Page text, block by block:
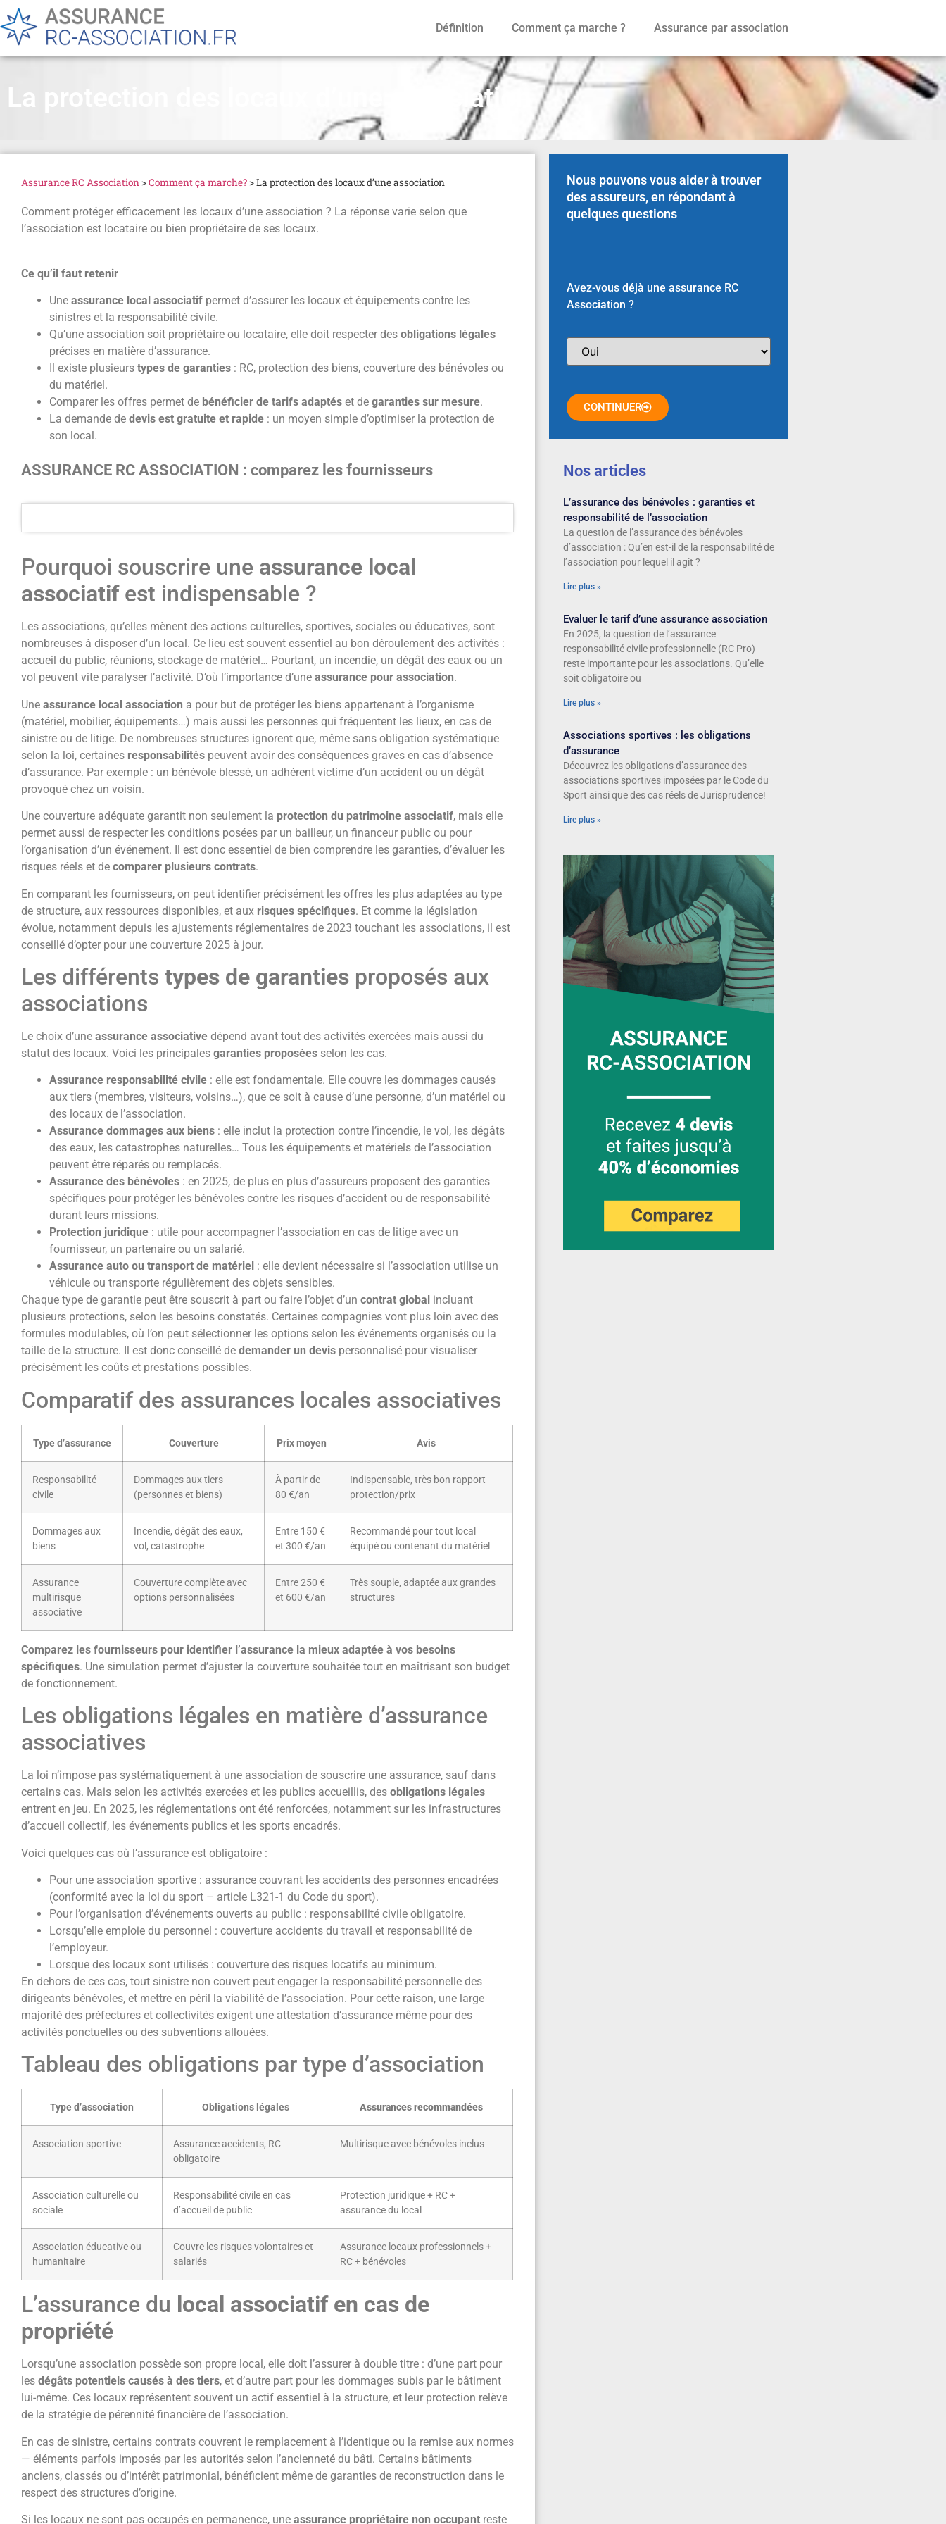
Définition Comment ça marche ? Assurance par association
La protection des locaux d’une association
Assurance RC Association>Comment ça marche?>La protection des locaux d’une association
Comment protéger efficacement les locaux d’une association ? La réponse varie selon que
l’association est locataire ou bien propriétaire de ses locaux.
Ce qu’il faut retenir
Une assurance local associatif permet d’assurer les locaux et équipements contre les
sinistres et la responsabilité civile.
Qu’une association soit propriétaire ou locataire, elle doit respecter des obligations légales
précises en matière d’assurance.
Il existe plusieurs types de garanties : RC, protection des biens, couverture des bénévoles ou
du matériel.
Comparer les offres permet de bénéficier de tarifs adaptés et de garanties sur mesure.
La demande de devis est gratuite et rapide : un moyen simple d’optimiser la protection de
son local.
ASSURANCE RC ASSOCIATION : comparez les fournisseurs
Pourquoi souscrire une assurance local
associatifest indispensable ?
Les associations, qu’elles mènent des actions culturelles, sportives, sociales ou éducatives, sont
nombreuses à disposer d’un local. Ce lieu est souvent essentiel au bon déroulement des activités :
accueil du public, réunions, stockage de matériel… Pourtant, un incendie, un dégât des eaux ou un
vol peuvent vite paralyser l’activité. D’où l’importance d’une assurance pour association.
Une assurance local association a pour but de protéger les biens appartenant à l’organisme
(matériel, mobilier, équipements…) mais aussi les personnes qui fréquentent les lieux, en cas de
sinistre ou de litige. De nombreuses structures ignorent que, même sans obligation systématique
selon la loi, certaines responsabilités peuvent avoir des conséquences graves en cas d’absence
d’assurance. Par exemple : un bénévole blessé, un adhérent victime d’un accident ou un dégât
provoqué chez un voisin.
Une couverture adéquate garantit non seulement la protection du patrimoine associatif, mais elle
permet aussi de respecter les conditions posées par un bailleur, un financeur public ou pour
l’organisation d’un événement. Il est donc essentiel de bien comprendre les garanties, d’évaluer les
risques réels et de comparer plusieurs contrats.
En comparant les fournisseurs, on peut identifier précisément les offres les plus adaptées au type
de structure, aux ressources disponibles, et aux risques spécifiques. Et comme la législation
évolue, notamment depuis les ajustements réglementaires de 2023 touchant les associations, il est
conseillé d’opter pour une couverture 2025 à jour.
Les différents types de garanties proposés aux
associations
Le choix d’une assurance associative dépend avant tout des activités exercées mais aussi du
statut des locaux. Voici les principales garanties proposées selon les cas.
Assurance responsabilité civile : elle est fondamentale. Elle couvre les dommages causés
aux tiers (membres, visiteurs, voisins…), que ce soit à cause d’une personne, d’un matériel ou
des locaux de l’association.
Assurance dommages aux biens : elle inclut la protection contre l’incendie, le vol, les dégâts
des eaux, les catastrophes naturelles… Tous les équipements et matériels de l’association
peuvent être réparés ou remplacés.
Assurance des bénévoles : en 2025, de plus en plus d’assureurs proposent des garanties
spécifiques pour protéger les bénévoles contre les risques d’accident ou de responsabilité
durant leurs missions.
Protection juridique : utile pour accompagner l’association en cas de litige avec un
fournisseur, un partenaire ou un salarié.
Assurance auto ou transport de matériel : elle devient nécessaire si l’association utilise un
véhicule ou transporte régulièrement des objets sensibles.
Chaque type de garantie peut être souscrit à part ou faire l’objet d’un contrat global incluant
plusieurs protections, selon les besoins constatés. Certaines compagnies vont plus loin avec des
formules modulables, où l’on peut sélectionner les options selon les événements organisés ou la
taille de la structure. Il est donc conseillé de demander un devis personnalisé pour visualiser
précisément les coûts et prestations possibles.
Comparatif des assurances locales associatives
Type d’assurance Couverture Prix moyen Avis
Responsabilité
civile
Dommages aux tiers
(personnes et biens)
À partir de
80 €/an
Indispensable, très bon rapport
protection/prix
Dommages aux
biens
Incendie, dégât des eaux,
vol, catastrophe
Entre 150 €
et 300 €/an
Recommandé pour tout local
équipé ou contenant du matériel
Assurance
multirisque
associative
Couverture complète avec
options personnalisées
Entre 250 €
et 600 €/an
Très souple, adaptée aux grandes
structures
Comparez les fournisseurs pour identifier l’assurance la mieux adaptée à vos besoins
spécifiques. Une simulation permet d’ajuster la couverture souhaitée tout en maîtrisant son budget
de fonctionnement.
Les obligations légales en matière d’assurance
associatives
La loi n’impose pas systématiquement à une association de souscrire une assurance, sauf dans
certains cas. Mais selon les activités exercées et les publics accueillis, des obligations légales
entrent en jeu. En 2025, les réglementations ont été renforcées, notamment sur les infrastructures
d’accueil collectif, les événements publics et les sports encadrés.
Voici quelques cas où l’assurance est obligatoire :
Pour une association sportive : assurance couvrant les accidents des personnes encadrées
(conformité avec la loi du sport – article L321-1 du Code du sport).
Pour l’organisation d’événements ouverts au public : responsabilité civile obligatoire.
Lorsqu’elle emploie du personnel : couverture accidents du travail et responsabilité de
l’employeur.
Lorsque des locaux sont utilisés : couverture des risques locatifs au minimum.
En dehors de ces cas, tout sinistre non couvert peut engager la responsabilité personnelle des
dirigeants bénévoles, et mettre en péril la viabilité de l’association. Pour cette raison, une large
majorité des préfectures et collectivités exigent une attestation d’assurance même pour des
activités ponctuelles ou des subventions allouées.
Tableau des obligations par type d’association
Type d’association Obligations légales Assurances recommandées
Association sportive
Assurance accidents, RC
obligatoire
Multirisque avec bénévoles inclus
Association culturelle ou
sociale
Responsabilité civile en cas
d’accueil de public
Protection juridique + RC +
assurance du local
Association éducative ou
humanitaire
Couvre les risques volontaires et
salariés
Assurance locaux professionnels +
RC + bénévoles
L’assurance du local associatif en cas de
propriété
Lorsqu’une association possède son propre local, elle doit l’assurer à double titre : d’une part pour
les dégâts potentiels causés à des tiers, et d’autre part pour les dommages subis par le bâtiment
lui-même. Ces locaux représentent souvent un actif essentiel à la structure, et leur protection relève
de la stratégie de pérennité financière de l’association.
En cas de sinistre, certains contrats couvrent le remplacement à l’identique ou la remise aux normes
— éléments parfois imposés par les autorités selon l’ancienneté du bâti. Certains bâtiments
anciens, classés ou d’intérêt patrimonial, bénéficient même de garanties de reconstruction dans le
respect des structures d’origine.
Si les locaux ne sont pas occupés en permanence, une assurance propriétaire non occupant reste
Nous pouvons vous aider à trouver
des assureurs, en répondant à
quelques questions
Avez-vous déjà une assurance RC
Association ?
CONTINUER
Nos articles
L’assurance des bénévoles : garanties et
responsabilité de l’association
La question de l’assurance des bénévoles
d’association : Qu’en est-il de la responsabilité de
l’association pour lequel il agit ?
Lire plus »
Evaluer le tarif d’une assurance association
En 2025, la question de l’assurance
responsabilité civile professionnelle (RC Pro)
reste importante pour les associations. Qu’elle
soit obligatoire ou
Lire plus »
Associations sportives : les obligations
d’assurance
Découvrez les obligations d’assurance des
associations sportives imposées par le Code du
Sport ainsi que des cas réels de Jurisprudence!
Lire plus »